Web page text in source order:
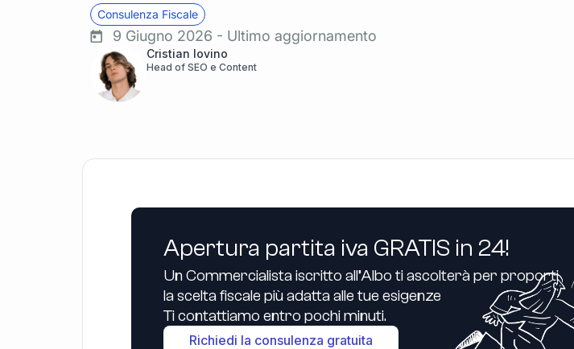
Consulenza Fiscale
9 Giugno 2026 - Ultimo aggiornamento
Cristian Iovino
Head of SEO e Content
Apertura partita iva GRATIS in 24!
Un Commercialista iscritto all’Albo ti ascolterà per proporti
la scelta fiscale più adatta alle tue esigenze
Ti contattiamo entro pochi minuti.
Richiedi la consulenza gratuita